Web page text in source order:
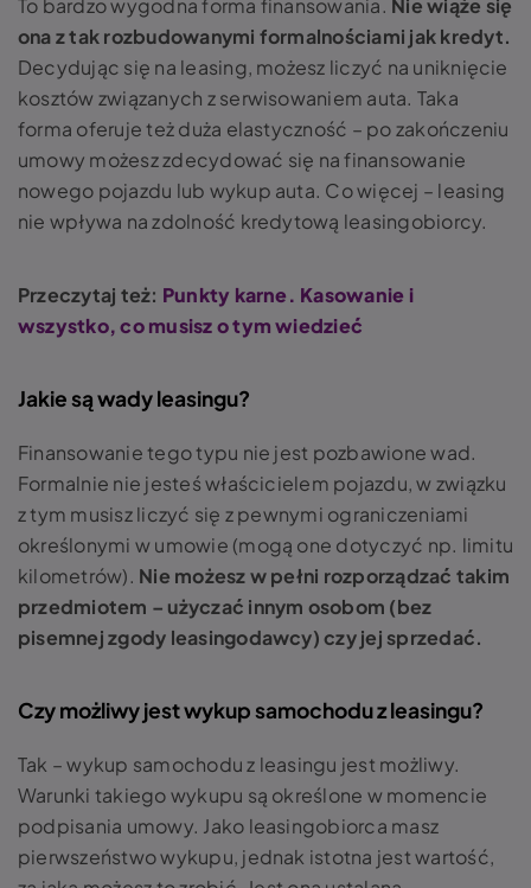
To bardzo wygodna forma finansowania. Nie wiąże się
ona z tak rozbudowanymi formalnościami jak kredyt.
Decydując się na leasing, możesz liczyć na uniknięcie
kosztów związanych z serwisowaniem auta. Taka
forma oferuje też duża elastyczność – po zakończeniu
umowy możesz zdecydować się na finansowanie
nowego pojazdu lub wykup auta. Co więcej – leasing
nie wpływa na zdolność kredytową leasingobiorcy.
Przeczytaj też: Punkty karne. Kasowanie i
wszystko, co musisz o tym wiedzieć
Jakie są wady leasingu?
Finansowanie tego typu nie jest pozbawione wad.
Formalnie nie jesteś właścicielem pojazdu, w związku
z tym musisz liczyć się z pewnymi ograniczeniami
określonymi w umowie (mogą one dotyczyć np. limitu
kilometrów). Nie możesz w pełni rozporządzać takim
przedmiotem – użyczać innym osobom (bez
pisemnej zgody leasingodawcy) czy jej sprzedać.
Czy możliwy jest wykup samochodu z leasingu?
Tak – wykup samochodu z leasingu jest możliwy.
Warunki takiego wykupu są określone w momencie
podpisania umowy. Jako leasingobiorca masz
pierwszeństwo wykupu, jednak istotna jest wartość,